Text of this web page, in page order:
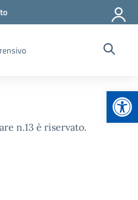
n.13 è riservato.